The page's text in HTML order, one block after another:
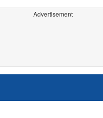
Advertisement